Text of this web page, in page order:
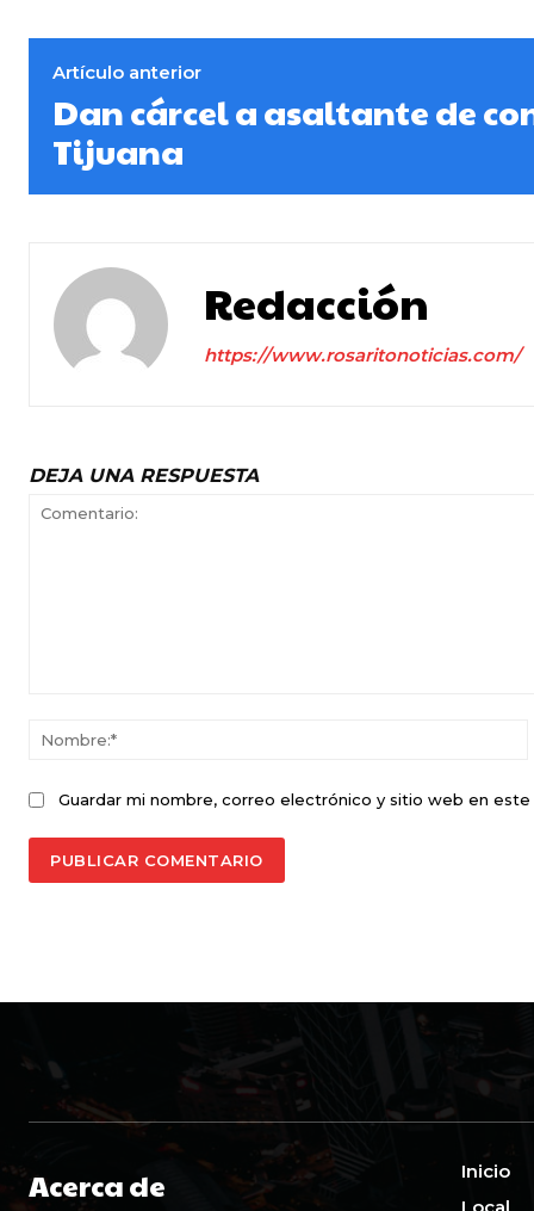
Artículo anterior
Dan cárcel a asaltante de
Tijuana
Redacción
https://www.rosaritonoticias.com/
DEJA UNA RESPUESTA
Guardar mi nombre, correo electrónico y sitio web en
Acerca de
Inicio